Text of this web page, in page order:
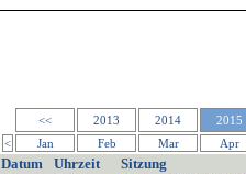
<< 2013 2014
2015
<
Jan Feb Mar Apr
Datum Uhrzeit Sitzung